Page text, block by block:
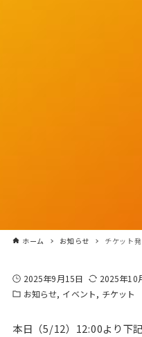
ホーム お知らせ チケット
2025年9月15日
2025年10
お知らせ イベント チケット
本日（5/12）12:00より下